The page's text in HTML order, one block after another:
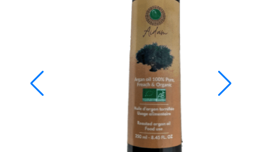
Huile d'argan torréfiée bio 5 litres